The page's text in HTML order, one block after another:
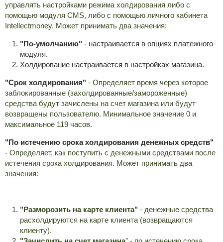
управлять настройками режима холдирования либо с
помощью модуля CMS, либо с помощью личного кабинета
Intellectmoney. Может принимать два значения:
"По-умолчанию" - настраивается в опциях платежного
модуля.
Холдирование настраивается в настройках магазина.
"Срок холдирования" - Определяет время через которое
заблокированные (захолдированные/замороженные)
средства будут зачислены на счет магазина или будут
возвращены пользователю. Минимальное значение 0 и
максимальное 119 часов.
"По истечению срока холдирования денежных средств"
- Определяет, как поступить с денежными средствами после
истечения срока холдирования. Может принимать два
значения:
"Разморозить на карте клиента" - денежные средства
расхолдируются на карте клиента (возвращаются
клиенту).